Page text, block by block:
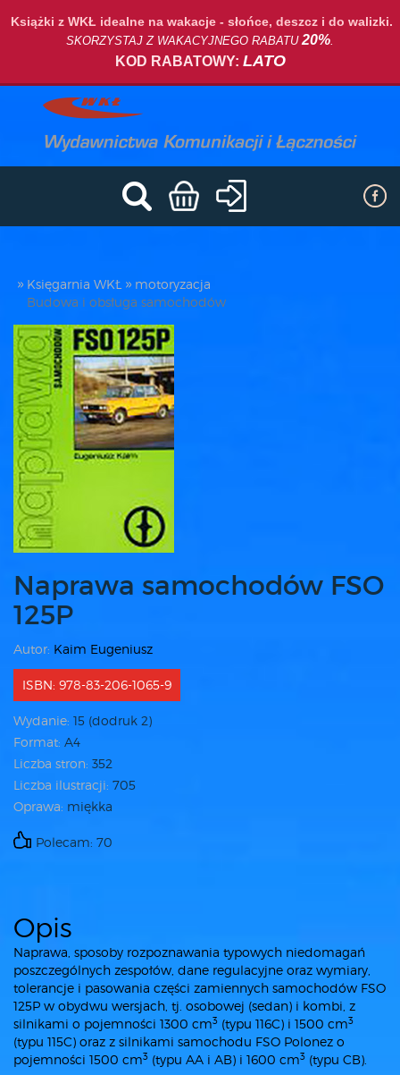
Książki z WKŁ idealne na wakacje - słońce, deszcz i do walizki.
SKORZYSTAJ Z WAKACYJNEGO RABATU20%.
KOD RABATOWY: LATO
Księgarnia WKŁ
motoryzacja
Budowa i obsługa samochodów
Naprawa samochodów FSO
125P
Autor: Kaim Eugeniusz
ISBN: 978-83-206-1065-9
Wydanie: 15 (dodruk 2)
Format: A4
Liczba stron: 352
Liczba ilustracji: 705
Oprawa: miękka
Polecam: 70
Opis
Naprawa, sposoby rozpoznawania typowych niedomagań
poszczególnych zespołów, dane regulacyjne oraz wymiary,
tolerancje i pasowania części zamiennych samochodów FSO
125P w obydwu wersjach, tj. osobowej (sedan) i kombi, z
silnikami o pojemności 1300 cm3 (typu 116C) i 1500 cm3
(typu 115C) oraz z silnikami samochodu FSO Polonez o
pojemności 1500 cm3 (typu AA i AB) i 1600 cm3 (typu CB).